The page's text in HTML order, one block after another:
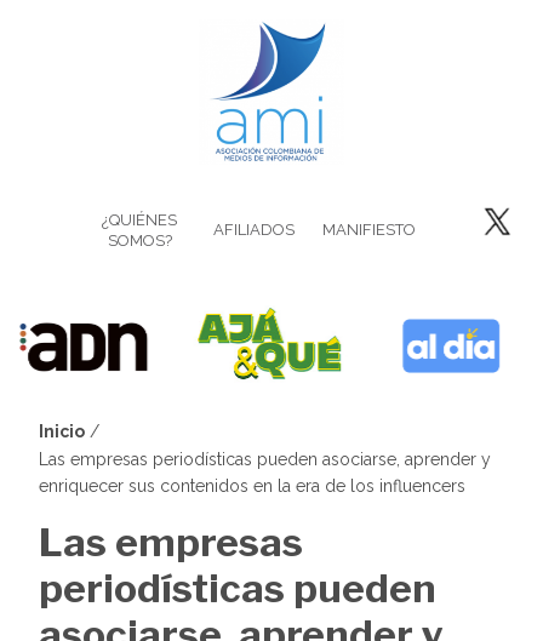
¿QUIÉNES
SOMOS?
AFILIADOS MANIFIESTO
Sobrescribir
de
ayuda
Inicio
Las empresas periodísticas pueden asociarse, aprender y
enriquecer sus contenidos en la era de los influencers
Las empresas
periodísticas pueden